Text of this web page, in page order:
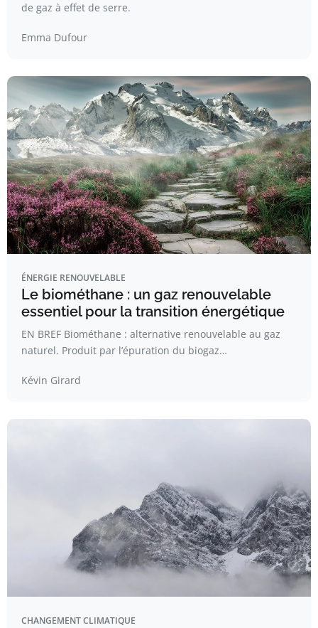
de gaz à effet de serre.
Emma Dufour
ÉNERGIE RENOUVELABLE
Le biométhane : un gaz renouvelable
essentiel pour la transition énergétique
EN BREF Biométhane : alternative renouvelable au gaz
naturel. Produit par l’épuration du biogaz…
Kévin Girard
CHANGEMENT CLIMATIQUE